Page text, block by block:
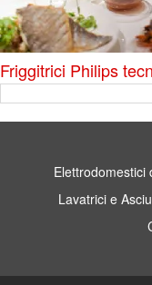
Friggitrici Philips
Elettrodomestici
Lavatrici e